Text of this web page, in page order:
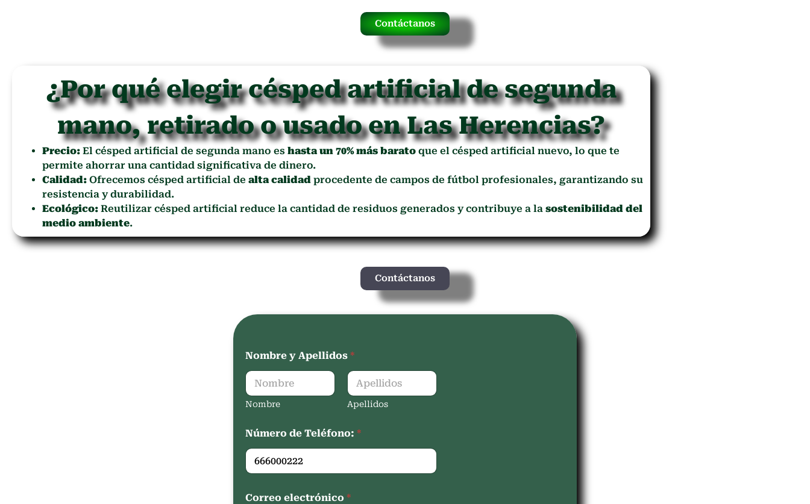
Contáctanos
¿Por qué elegir césped artificial de segunda
mano, retirado o usado en Las Herencias?
Precio: El césped artificial de segunda mano es hasta un 70% más barato que el césped artificial nuevo, lo que te
permite ahorrar una cantidad significativa de dinero.
Calidad: Ofrecemos césped artificial de alta calidad procedente de campos de fútbol profesionales, garantizando su
resistencia y durabilidad.
Ecológico: Reutilizar césped artificial reduce la cantidad de residuos generados y contribuye a la sostenibilidad del
medio ambiente.
Contáctanos
Nombre y Apellidos *
Nombre Apellidos
Número de Teléfono: *
Correo electrónico *